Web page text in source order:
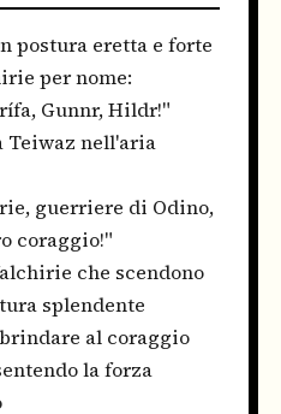
postura eretta e forte
per nome:
Gunnr, Hildr!"
Teiwaz nell'aria
guerriere di Odino,
coraggio!"
che scendono
splendente
al coraggio
la forza